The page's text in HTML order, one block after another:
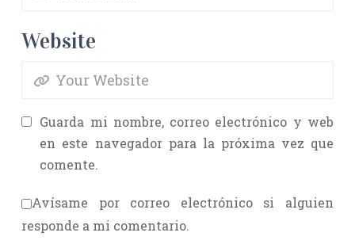
Website
Guarda mi nombre, correo electrónico y web
en este navegador para la próxima vez que
comente.
Avísame por correo electrónico si alguien
responde a mi comentario.